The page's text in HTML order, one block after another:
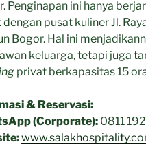
Penginapan ini hanya
pusat kuliner Jl.
Bogor. Hal ini
keluarga, tetapi juga
privat berkapasitas 15
& Reservasi:
(Corporate): 0811